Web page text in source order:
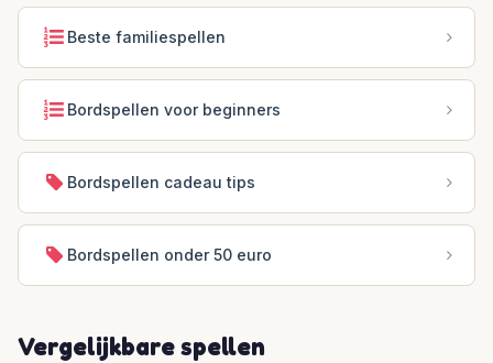
Beste familiespellen
Bordspellen voor beginners
Bordspellen cadeau tips
Bordspellen onder 50 euro
Vergelijkbare spellen